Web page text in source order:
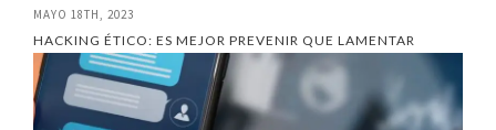
MAYO 18TH, 2023
HACKING ÉTICO: ES MEJOR PREVENIR QUE LAMENTAR